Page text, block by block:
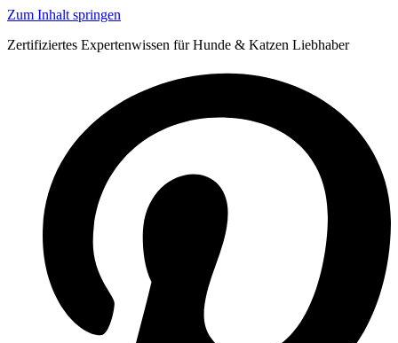
Zum Inhalt springen
Zertifiziertes Expertenwissen für Hunde & Katzen Liebhaber